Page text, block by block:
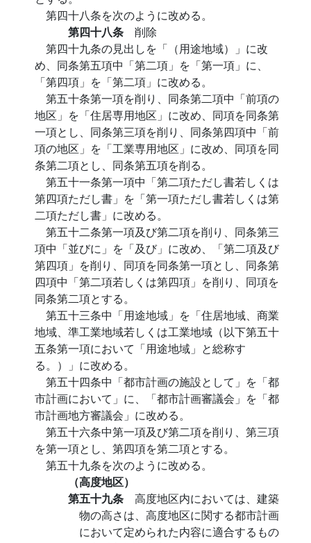
第四十八条を次のように改める。
第四十八条 削除
第四十九条の見出しを「（用途地域）」に改
め、同条第五項中「第二項」を「第一項」に、
「第四項」を「第二項」に改める。
第五十条第一項を削り、同条第二項中「前項の
地区」を「住居専用地区」に改め、同項を同条第
一項とし、同条第三項を削り、同条第四項中「前
項の地区」を「工業専用地区」に改め、同項を同
条第二項とし、同条第五項を削る。
第五十一条第一項中「第二項ただし書若しくは
第四項ただし書」を「第一項ただし書若しくは第
二項ただし書」に改める。
第五十二条第一項及び第二項を削り、同条第三
項中「並びに」を「及び」に改め、「第二項及び
第四項」を削り、同項を同条第一項とし、同条第
四項中「第二項若しくは第四項」を削り、同項を
同条第二項とする。
第五十三条中「用途地域」を「住居地域、商業
地域、準工業地域若しくは工業地域（以下第五十
五条第一項において「用途地域」と総称す
る。）」に改める。
第五十四条中「都市計画の施設として」を「都
市計画において」に、「都市計画審議会」を「都
市計画地方審議会」に改める。
第五十六条中第一項及び第二項を削り、第三項
を第一項とし、第四項を第二項とする。
第五十九条を次のように改める。
（高度地区）
第五十九条 高度地区内においては、建築
物の高さは、高度地区に関する都市計画
において定められた内容に適合するもの